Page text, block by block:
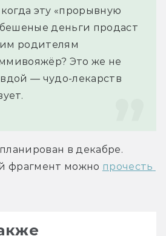
эту «прорывную
деньги продаст
родителям
Это же не
— чудо-лекарств
в декабре.
фрагмент можно прочесть